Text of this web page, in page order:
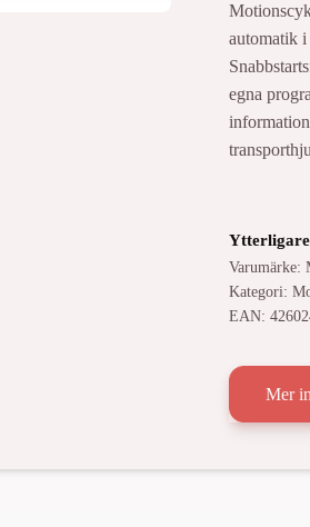
automatik i
egna
Varumärke:
Kategori:
EAN:
Mer